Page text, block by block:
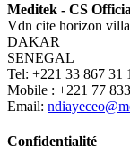
Meditek - CS
Vdn cite horizon villa
DAKAR
SENEGAL
Tel: +221 33 867 31
Mobile : +221 77
Email:
Confidentialité